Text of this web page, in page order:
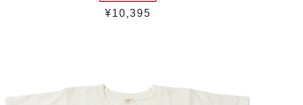
¥10,395